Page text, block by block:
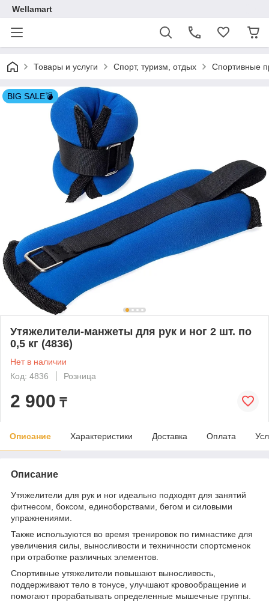
Wellamart
Товары и услуги Спорт, туризм, отдых Спортивные
BIG SALE💣
Утяжелители-манжеты для рук и ног 2 шт. по
0,5 кг (4836)
Нет в наличии
Код: 4836
Розница
2 900 ₸
Описание Характеристики Доставка Оплата
Описание
Утяжелители для рук и ног идеально подходят для занятий
фитнесом, боксом, единоборствами, бегом и силовыми
упражнениями.
Также используются во время тренировок по гимнастике для
увеличения силы, выносливости и техничности спортсменок
при отработке различных элементов.
Спортивные утяжелители повышают выносливость,
поддерживают тело в тонусе, улучшают кровообращение и
помогают прорабатывать определенные мышечные группы.